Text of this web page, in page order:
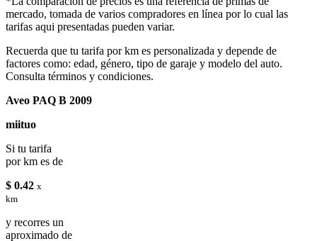
mercado, tomada de varios compradores en línea por lo cual las
tarifas aqui presentadas pueden variar.
Recuerda que tu tarifa por km es personalizada y depende de
factores como: edad, género, tipo de garaje y modelo del auto.
Consulta términos y condiciones.
Aveo PAQ B 2009
miituo
Si tu tarifa
por km es de
$ 0.42 x
km
y recorres un
aproximado de